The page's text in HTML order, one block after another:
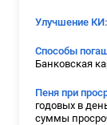
Улучшение КИ:
Способы
Банковская
Пеня при
годовых в
суммы